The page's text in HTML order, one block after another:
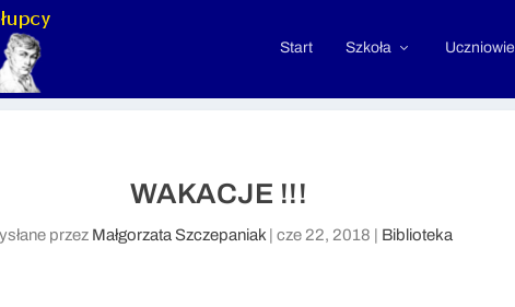
Start Szkoła Uczniowie
WAKACJE !!!
przez Małgorzata Szczepaniak |cze 22, 2018 | Biblioteka